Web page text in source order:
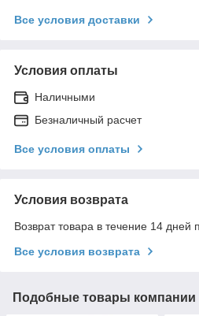
Все условия доставки
Условия оплаты
Наличными
Безналичный расчет
Все условия оплаты
Условия возврата
Возврат товара в течение 14 дней
Все условия возврата
Подобные товары компании